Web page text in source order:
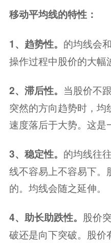
移动平均线的特性：
1、趋势性。 的均线会
操作过程中股价的大幅
2、滞后性。 当股价不
突然的方向趋势时，
速度落后于大势。这是
3、稳定性。 的均线往
线不容易上不容易下。
的。均线会随之延伸。
4、助长助跌性。 股价
破还是向下突破。股价